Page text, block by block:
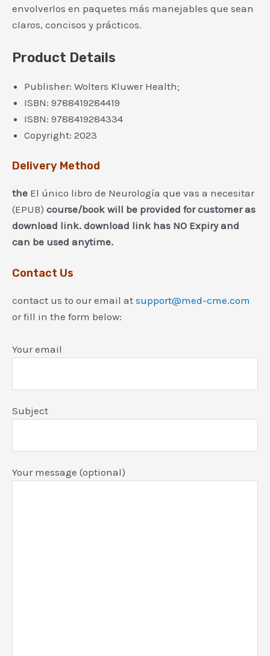
envolverlos en paquetes más manejables que sean
claros, concisos y prácticos.
Product Details
Publisher: Wolters Kluwer Health;
ISBN: 9788419284419
ISBN: 9788419284334
Copyright: 2023
Delivery Method
the El único libro de Neurología que vas a necesitar
(EPUB) course/book will be provided for customer as
download link. download link has NO Expiry and
can be used anytime.
Contact Us
contact us to our email at support@med-cme.com
or fill in the form below:
Your email
Subject
Your message (optional)